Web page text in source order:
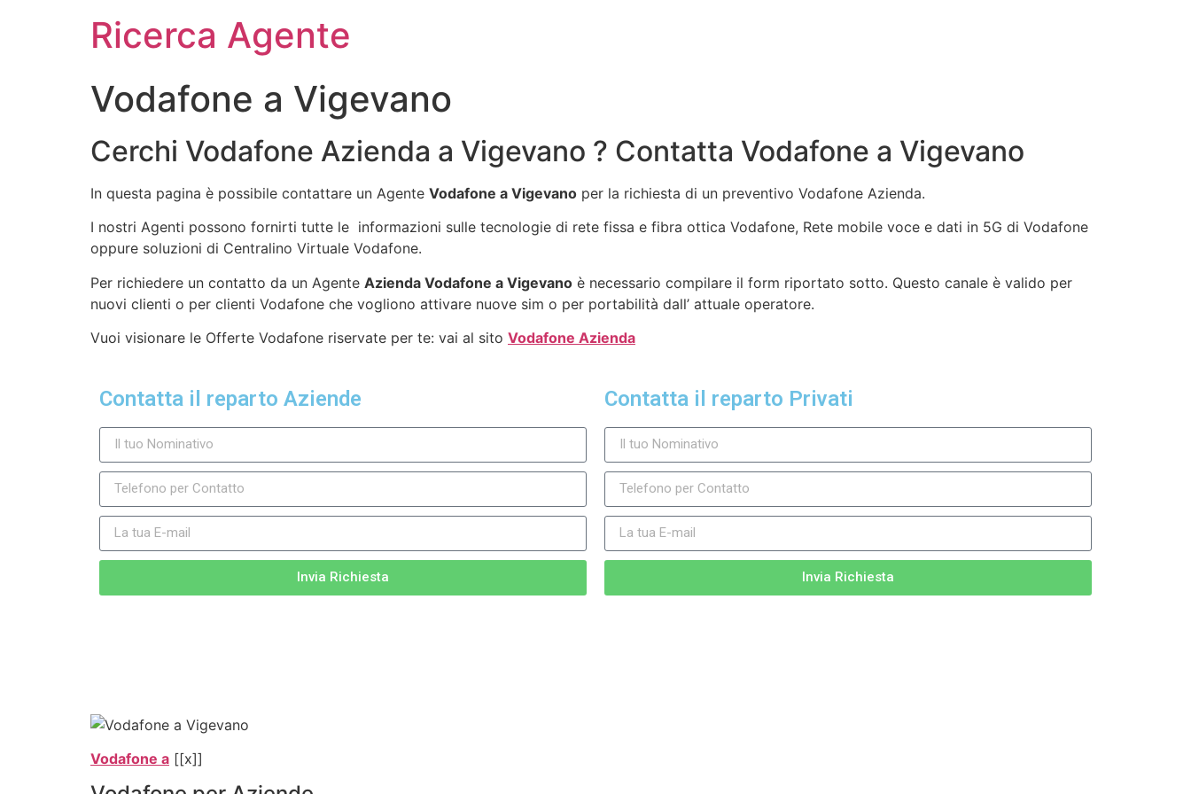
Ricerca Agente
Vodafone a Vigevano
Cerchi Vodafone Azienda a Vigevano ? Contatta Vodafone a Vigevano
In questa pagina è possibile contattare un Agente Vodafone a Vigevano per la richiesta di un preventivo Vodafone Azienda.
I nostri Agenti possono fornirti tutte le informazioni sulle tecnologie di rete fissa e fibra ottica Vodafone, Rete mobile voce e dati in 5G di Vodafone
oppure soluzioni di Centralino Virtuale Vodafone.
Per richiedere un contatto da un Agente Azienda Vodafone a Vigevano è necessario compilare il form riportato sotto. Questo canale è valido per
nuovi clienti o per clienti Vodafone che vogliono attivare nuove sim o per portabilità dall’ attuale operatore.
Vuoi visionare le Offerte Vodafone riservate per te: vai al sito Vodafone Azienda
Contatta il reparto Aziende
Invia Richiesta
Contatta il reparto Privati
Invia Richiesta
Vodafone a [[x]]